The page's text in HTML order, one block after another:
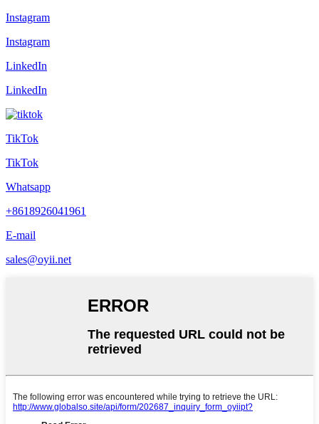
Instagram
Instagram
LinkedIn
LinkedIn
TikTok
TikTok
Whatsapp
+8618926041961
E-mail
sales@oyii.net